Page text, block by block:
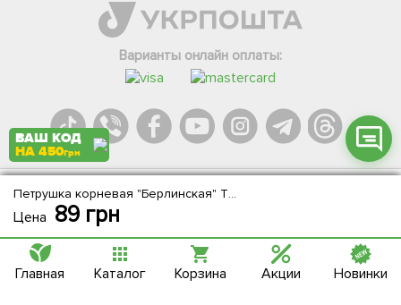
Петрушка корневая "Берлинская" ТМ "Весна" 100г
Цена 89грн
Варианты онлайн оплаты:
Agromarket.Copyright © 2013-2026. Все права защищены
Інстаграм
Онлайн чат
ВАШ КОД
НА 450грн
Главная Каталог Корзина Акции Новинки